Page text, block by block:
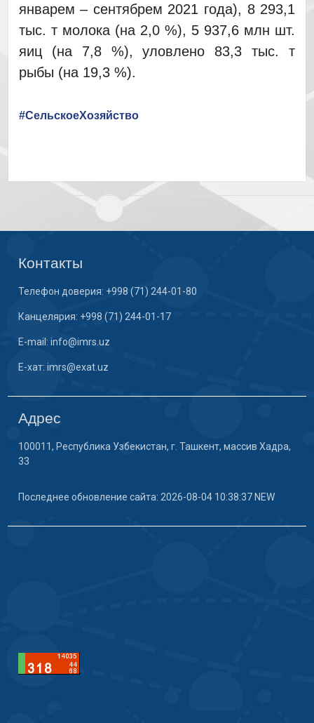
январем – сентябрем 2021 года), 8 293,1
тыс. т молока (на 2,0 %), 5 937,6 млн шт.
яиц (на 7,8 %), уловлено 83,3 тыс. т
рыбы (на 19,3 %).
#СельскоеХозяйство
Контакты
Телефон доверия: +998 (71) 244-01-80
Канцелярия: +998 (71) 244-01-17
E-mail: info@imrs.uz
E-хат: imrs@exat.uz
Адрес
100011, Республика Узбекистан, г. Ташкент, массив Хадра,
33
Последнее обновление сайта: 2026-08-04 10:38:37 NEW